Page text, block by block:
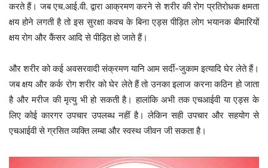
करते हैं। जब एच.आई.वी. द्वारा आक्रमण करने से शरीर की रोग प्रतिरोधक क्षमता
क्षय होने लगती है तो इस सुरक्षा कवच के बिना एड्स पीड़ित लोग भयानक बीमारियों
क्षय रोग और कैंसर आदि से पीड़ित हो जाते हैं।
और शरीर को कई अवसरवादी संक्रमण यानि आम सर्दी-जुकाम इत्यादि घेर लेते हैं।
जब क्षय और कर्क रोग शरीर को घेर लेते हैं तो उनका इलाज करना कठिन हो जाता
है और मरीज की मृत्यु भी हो सकती है। हालांकि अभी तक एचआईवी या एड्स के
लिए कोई कारगर उपचार उपलब्ध नहीं है। लेकिन सही उपचार और सहयोग से
एचआईवी से ग्रसित व्यक्ति लम्बा और स्वस्थ जीवन जी सकता है।